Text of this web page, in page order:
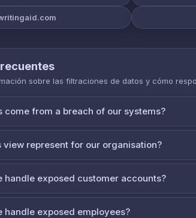
sobre las filtraciones de datos y cómo
come from a breach of our systems?
view represent for our organisation?
handle exposed customer accounts?
handle exposed employees?